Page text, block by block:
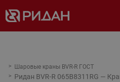
Шаровые краны BVR-R ГОСТ
Ридан BVR-R 065B8311RG —